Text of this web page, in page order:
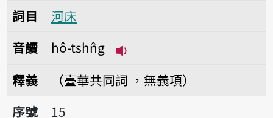
詞目
河床
音讀
hô-tshn̂g
釋義
（臺華共同詞 ，無義項）
序號15臨床
序號
15